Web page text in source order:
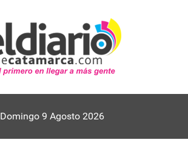
Domingo 9 Agosto 2026